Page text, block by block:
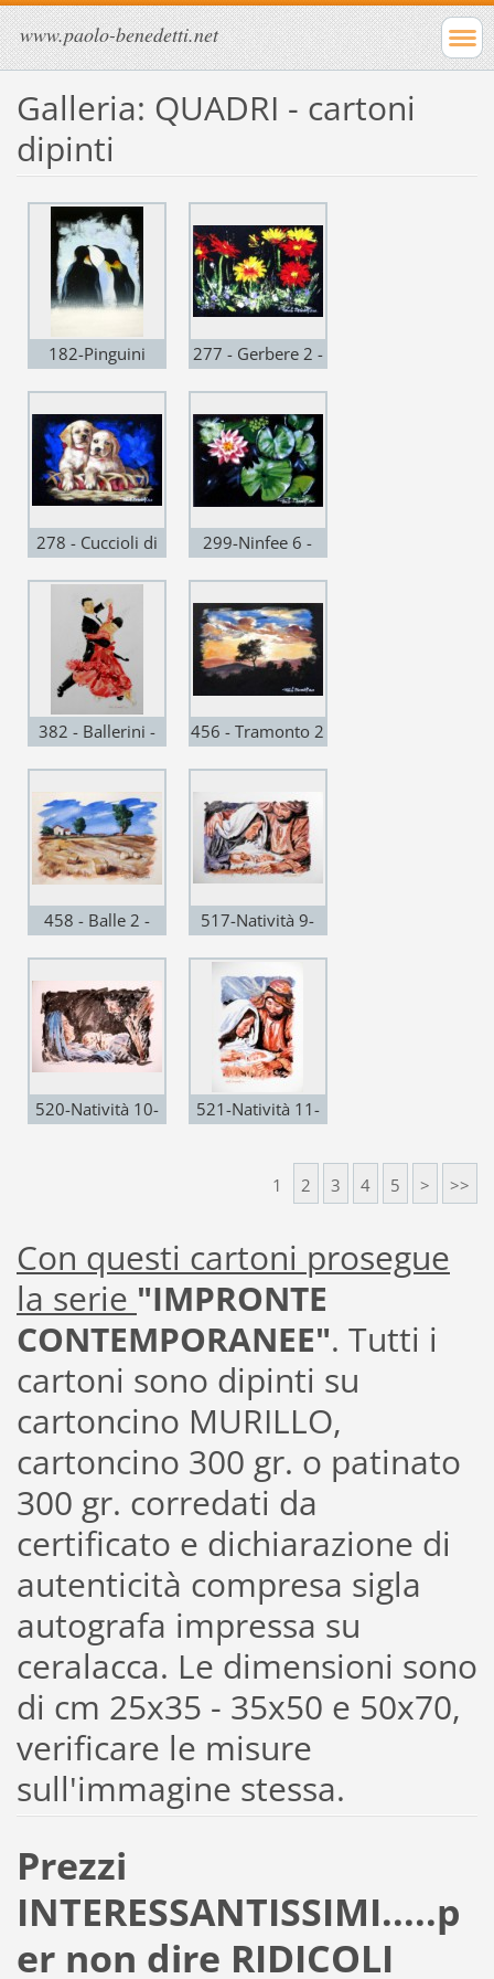
www.paolo-benedetti.net
Galleria: QUADRI - cartoni
dipinti
182-Pinguini
25x35 -2010
277 - Gerbere 2 -
cartoncino rigido
Murillo 25x35 -
2011
278 - Cuccioli di
su cartoncino
rigido Murillo
25x35 - 2011
299-Ninfee 6 -
cartoncino rigido
Murillo 25x35 -
2011
382 - Ballerini -
cartoncino 32x45
- 2013
456 - Tramonto 2
Murillo 25x35 -
2013
458 - Balle 2 -
cartoncino rigido
Murillo 25x35 -
2013
517-Natività 9-
cartonc. patinato-
50x35-2013
520-Natività 10-
521-Natività 11-
cartonc. patinato-
35x50-2013
1 2 3 4 5 > >>
Con questi cartoni prosegue
la serie "IMPRONTE
CONTEMPORANEE". Tutti i
cartoni sono dipinti su
cartoncino MURILLO,
cartoncino 300 gr. o patinato
300 gr. corredati da
certificato e dichiarazione di
autenticità compresa sigla
autografa impressa su
ceralacca. Le dimensioni sono
di cm 25x35 - 35x50 e 50x70,
verificare le misure
sull'immagine stessa.
Prezzi
INTERESSANTISSIMI.....p
er non dire RIDICOLI